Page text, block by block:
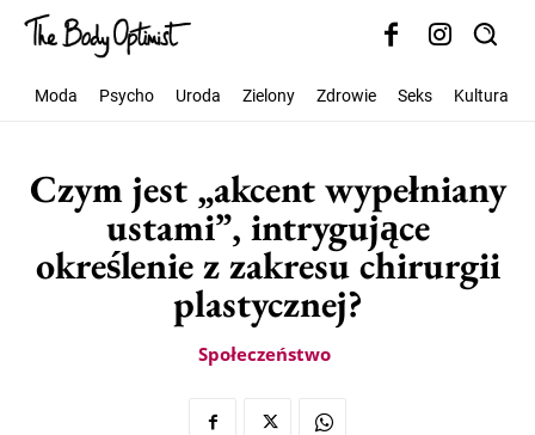
Moda Psycho Uroda Zielony Zdrowie Seks Kultura
Czym jest „akcent wypełniany
ustami”, intrygujące
określenie z zakresu chirurgii
plastycznej?
Społeczeństwo